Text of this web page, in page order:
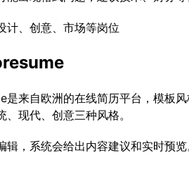
计、创意、市场等岗位
是来自欧洲的在线简历平台，模板
、现代、创意三种风格。
辑，系统会给出内容建议和实时预